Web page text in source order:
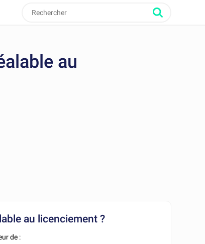
au
au licenciement ?
de :